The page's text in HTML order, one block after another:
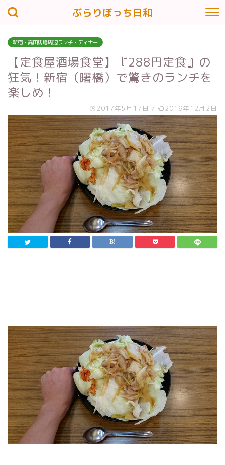
ぶらりぼっち日和
新宿・高田馬場周辺ランチ・ディナー
【定食屋酒場食堂】『288円定食』の
狂気！新宿（曙橋）で驚きのランチを
楽しめ！
2017年5月17日 / 2019年12月2日